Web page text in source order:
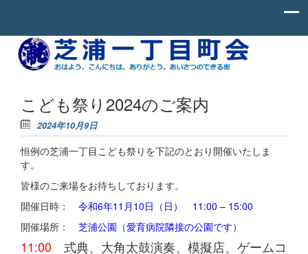
Skip to content
芝
一
丁
町
会
お
は
よ
こ
ん
に
ち
あ
り
が
と
あ
さ
つ
の
こども祭り2024のご案内
2024年10月9日
恒例の芝浦一丁目こども祭りを下記のとおり開催いたしま
す。
皆様のご来場をお待ちしております。
開催日時： 令和6年11月10日（日） 11:00 – 15:00
開催場所： 芝浦公園（愛育病院隣接の公園です）
11:00 式典、大角太鼓演奏、模擬店、ゲームコ